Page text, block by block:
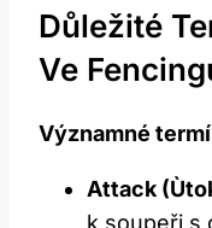
Důležité
Ve
Významné
Attack
k soupeři s